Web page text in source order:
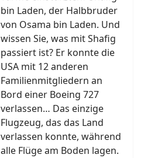
bin Laden, der Halbbruder
von Osama bin Laden. Und
wissen Sie, was mit Shafig
passiert ist? Er konnte die
USA mit 12 anderen
Familienmitgliedern an
Bord einer Boeing 727
verlassen… Das einzige
Flugzeug, das das Land
verlassen konnte, während
alle Flüge am Boden lagen.